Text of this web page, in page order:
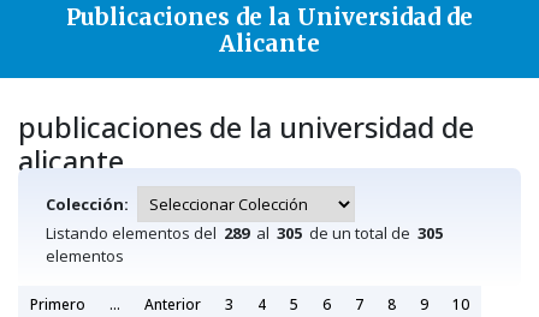
Publicaciones de la Universidad de
Alicante
publicaciones de la universidad de
alicante
Colección:
Listando elementos del 289al 305 de un total de 305
elementos
Primero ... Anterior 3 4 5 6 7 8 9
10